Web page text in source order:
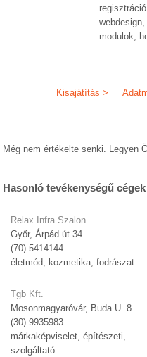
modulok,
Kisajátítás >
Még nem értékelte senki. Legyen
Hasonló tevékenységű
Relax Infra Szalon
Győr, Árpád út 34.
(70) 5414144
életmód, kozmetika, fodrászat
Tgb Kft.
Mosonmagyaróvár, Buda U. 8.
(30) 9935983
márkaképviselet, építészeti,
szolgáltató